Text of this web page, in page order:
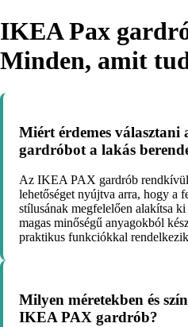
IKEA Pax
Minden, amit
Miért érdemes
gardróbot a lakás
Az IKEA PAX gardrób rendkívül
lehetőséget nyújtva arra, hogy a
stílusának megfelelően alakítsa
magas minőségű anyagokból
praktikus funkciókkal
Milyen méretekben és
IKEA PAX gardrób?